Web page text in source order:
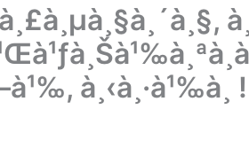
à¸‹à¸·à¹‰à¸­